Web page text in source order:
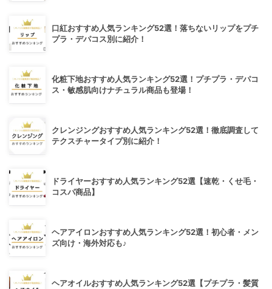
口紅おすすめ人気ランキング52選！落ちないリップをプチ
プラ・デパコス別に紹介！
化粧下地おすすめ人気ランキング52選！プチプラ・デパコ
ス・敏感肌向けナチュラル商品も登場！
クレンジングおすすめ人気ランキング52選！徹底調査して
テクスチャータイプ別に紹介！
ドライヤーおすすめ人気ランキング52選【速乾・くせ毛・
コスパ商品】
ヘアアイロンおすすめ人気ランキング52選！初心者・メン
ズ向け・海外対応も♪
ヘアオイルおすすめ人気ランキング52選【プチプラ・髪質